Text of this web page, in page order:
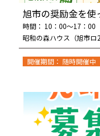
旭市の奨励金を使
時間： 10：00～17：00
昭和の森ハウス（旭市ロ
開催期間： 随時開催中